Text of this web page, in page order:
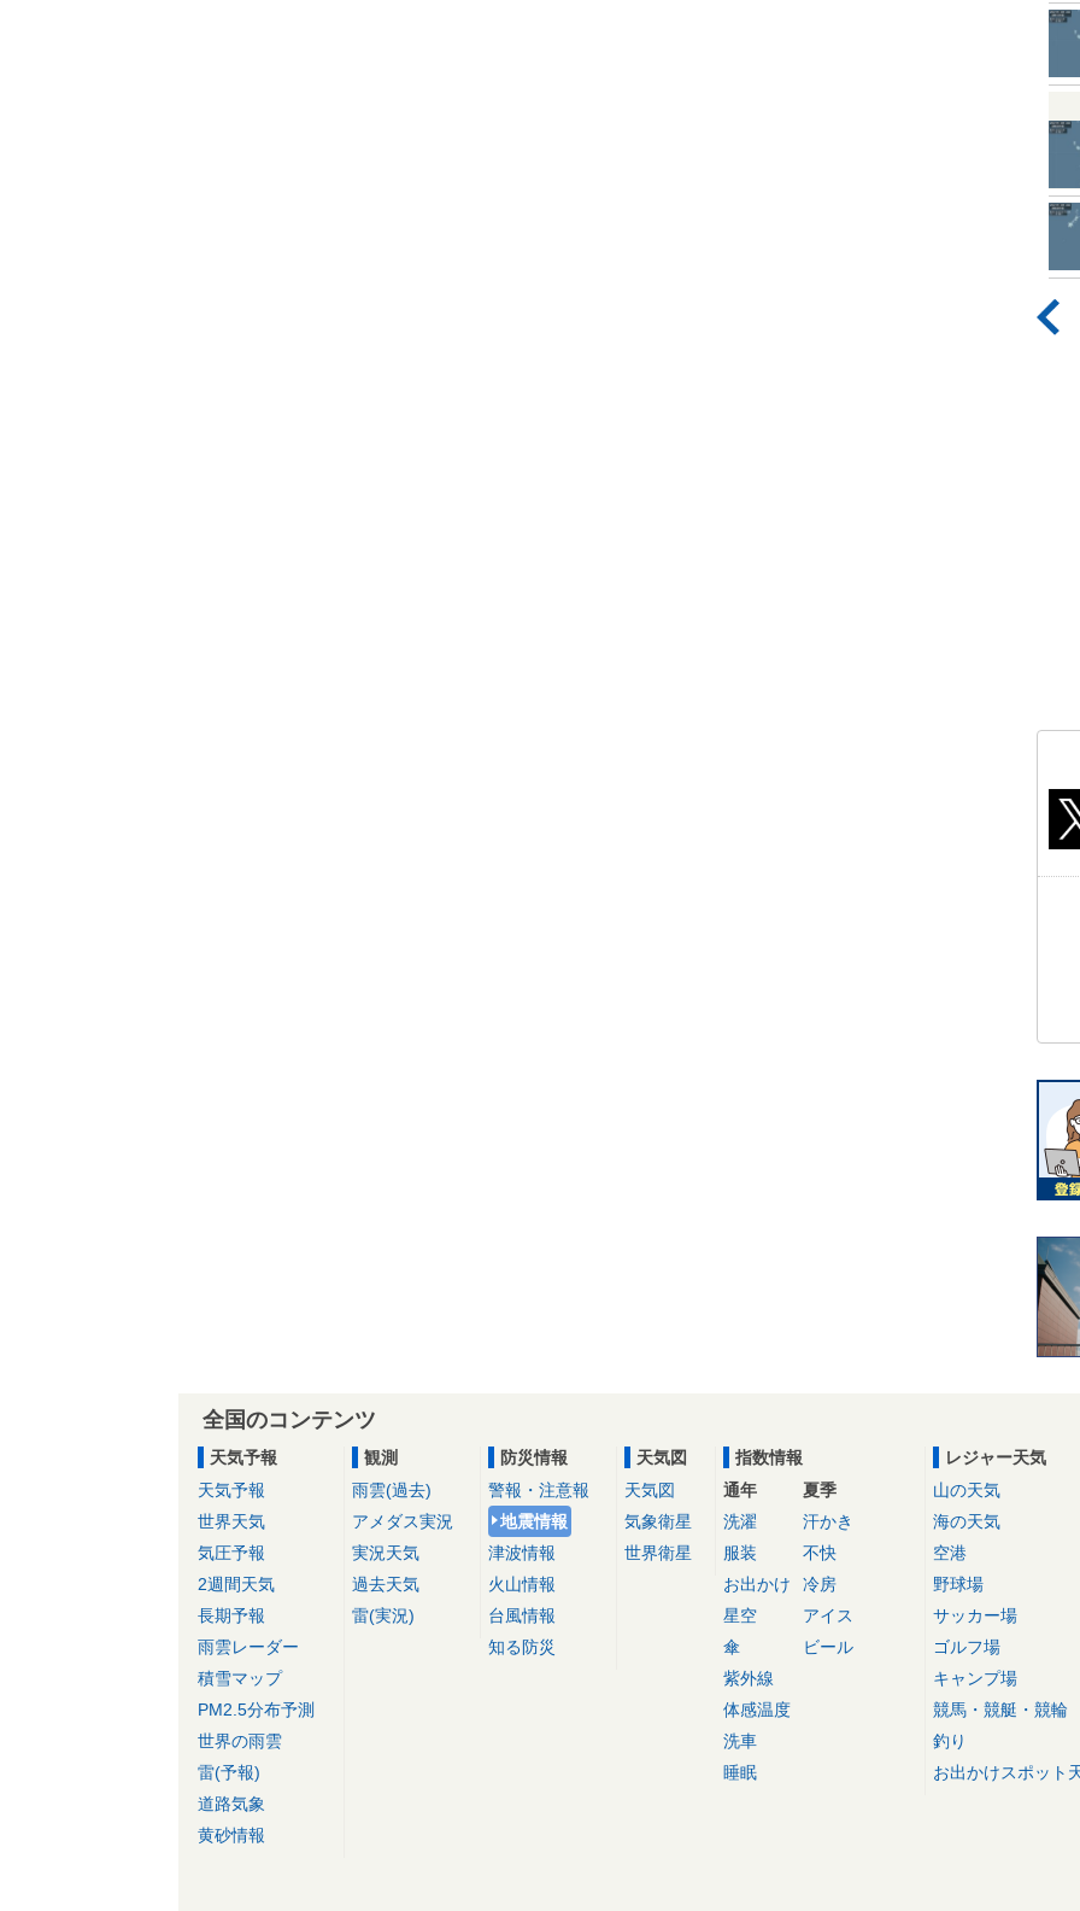
全国のコンテンツ
天気予報
天気予報
世界天気
気圧予報
2週間天気
長期予報
雨雲レーダー
積雪マップ
PM2.5分布予測
世界の雨雲
雷(予報)
道路気象
黄砂情報
観測
雨雲(過去)
アメダス実況
実況天気
過去天気
雷(実況)
防災情報
警報・注意報
地震情報
津波情報
火山情報
台風情報
知る防災
天気図
天気図
気象衛星
世界衛星
指数情報
通年
洗濯
服装
お出かけ
星空
傘
紫外線
体感温度
洗車
睡眠
夏季
汗かき
不快
冷房
アイス
ビール
レジャー天気
山の天気
海の天気
空港
野球場
サッカー場
ゴルフ場
キャンプ場
競馬・競艇・競輪
釣り
お出かけスポット